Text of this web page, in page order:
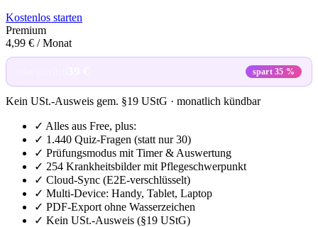
Kostenlos starten
Premium
4,99 € / Monat
spart 35 %
Kein USt.-Ausweis gem. §19 UStG · monatlich kündbar
✓ Alles aus Free, plus:
✓ 1.440 Quiz-Fragen (statt nur 30)
✓ Prüfungsmodus mit Timer & Auswertung
✓ 254 Krankheitsbilder mit Pflegeschwerpunkt
✓ Cloud-Sync (E2E-verschlüsselt)
✓ Multi-Device: Handy, Tablet, Laptop
✓ PDF-Export ohne Wasserzeichen
✓ Kein USt.-Ausweis (§19 UStG)